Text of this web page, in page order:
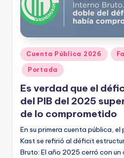
Publicado
en
Cuenta Pública 2026
Portada
Es verdad que el
del PIB del 2025
de lo comprometido
En su primera cuenta pública,
Kast se refirió al déficit
Bruto: El año 2025 cerró con